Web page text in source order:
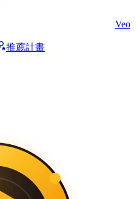
Veo
推薦計畫